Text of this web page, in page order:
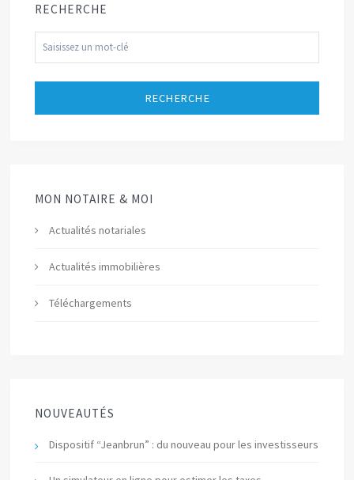
RECHERCHE
RECHERCHE
MON NOTAIRE & MOI
Actualités notariales
Actualités immobilières
Téléchargements
NOUVEAUTÉS
Dispositif “Jeanbrun” : du nouveau pour les investisseurs